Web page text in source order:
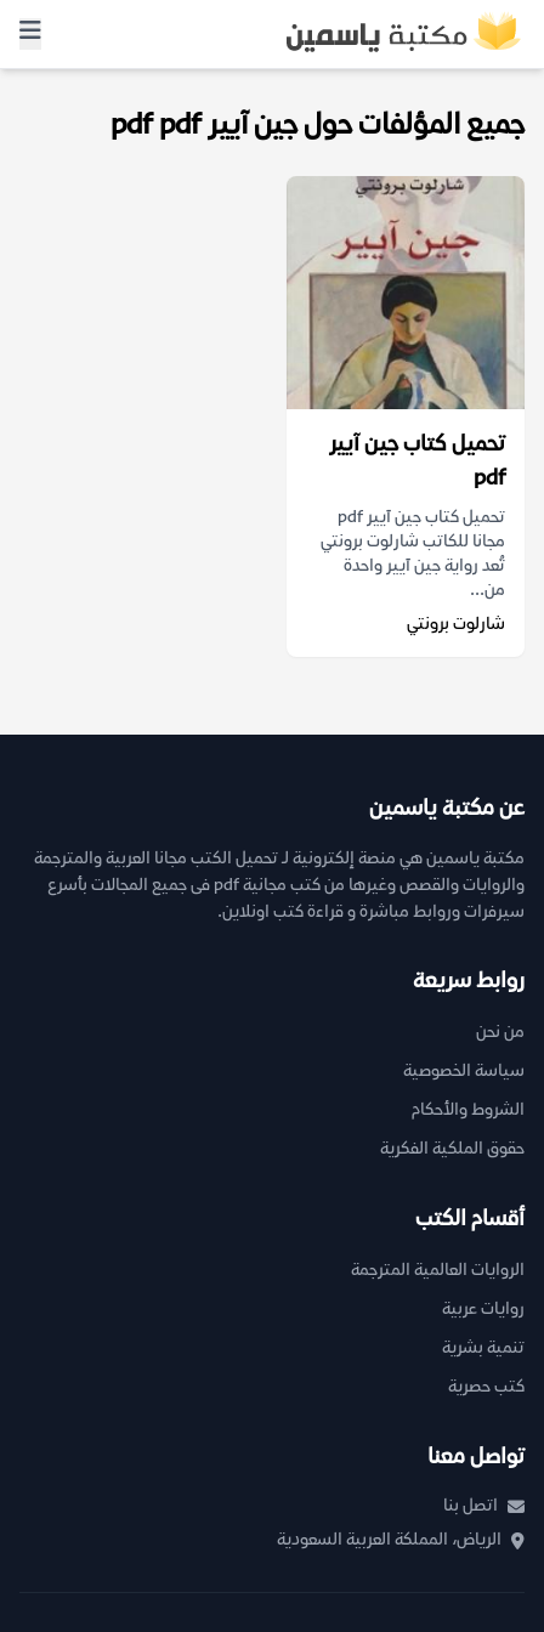
جميع المؤلفات حول جين آيير pdf pdf
تحميل كتاب جين آيير
pdf
تحميل كتاب جين آيير pdf
مجانا للكاتب شارلوت برونتي
تُعد رواية جين آيير واحدة
من...
شارلوت برونتي
عن مكتبة ياسمين
مكتبة ياسمين هي منصة إلكترونية لـ تحميل الكتب مجانا العربية والمترجمة
والروايات والقصص وغيرها من كتب مجانية pdf فى جميع المجالات بأسرع
سيرفرات وروابط مباشرة و قراءة كتب اونلاين.
روابط سريعة
من نحن
سياسة الخصوصية
الشروط والأحكام
حقوق الملكية الفكرية
أقسام الكتب
الروايات العالمية المترجمة
روايات عربية
تنمية بشرية
كتب حصرية
تواصل معنا
اتصل بنا
الرياض، المملكة العربية السعودية